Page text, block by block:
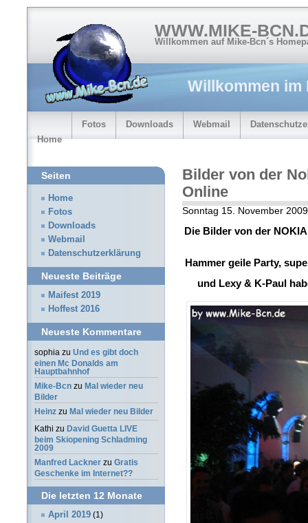
WWW.MIKE-
Willkommen auf Mike-Bcn´s
Willkommen
Home
Fotos Downloads Webmail
Bilder von der
Online
Sonntag 15. November
Die Bilder von der
Hammer geile Party,
und Lexy & K-Paul
Seiten
Home
Fotos
Downloads
Webmail
Datenschutzerklärung
Neueste Beiträge
Maifest 2019
Hoffest 2016
Neueste Kommentare
sophia zu Und es gibt doch
einen Mc Donalds am
Hauptbahnhof
Mike-Bcn zu Mal wieder neu
Bilder
Heinz zu Mal wieder neu Bilder
Kathi zu David Guetta LIVE
beim Skiopening Schladming
2009
Manfred Lackner zu Gratis
Geschenke im Internet??
Die letzten 12 Monate
April 2019 (1)